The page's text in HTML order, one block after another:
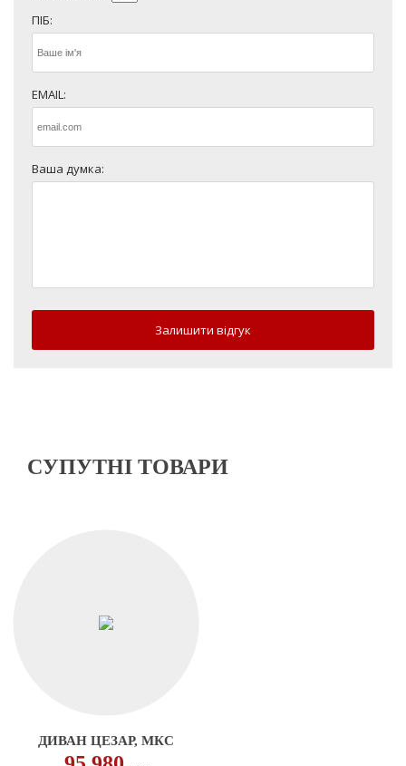
ПІБ:
EMAIL:
Ваша думка:
Залишити відгук
СУПУТНІ ТОВАРИ
ДИВАН ЦЕЗАР, МКС